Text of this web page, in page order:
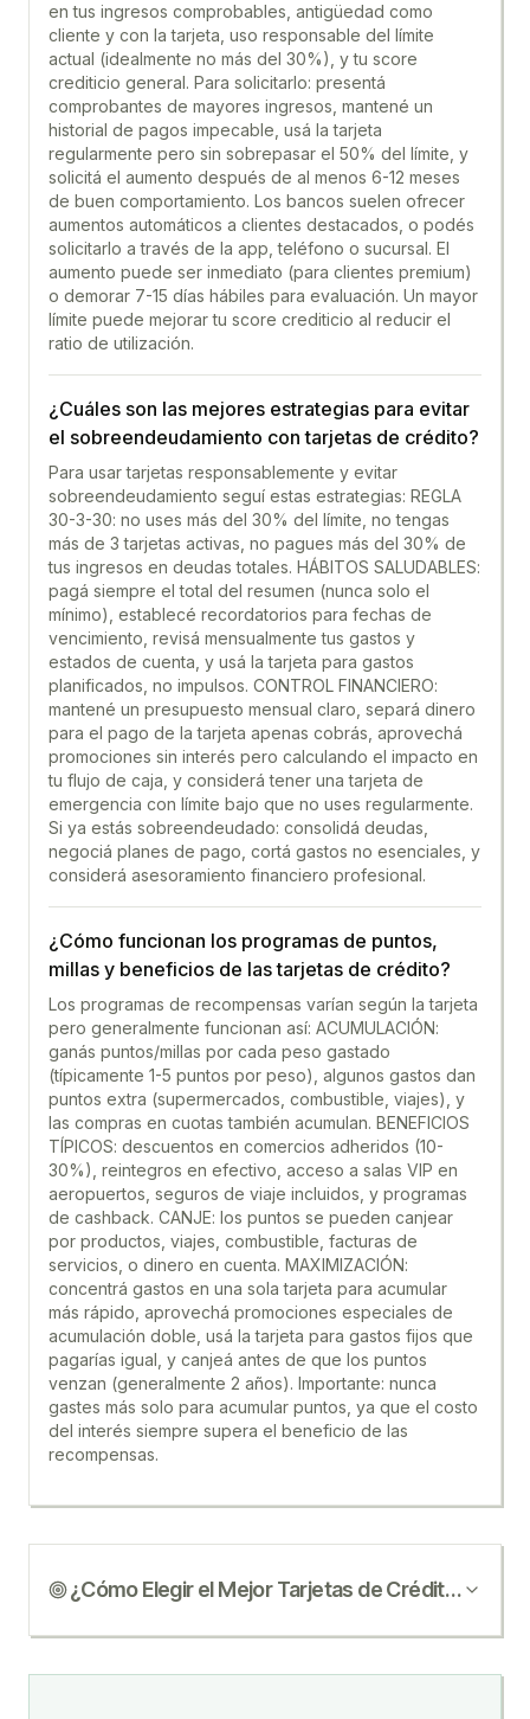
en tus ingresos comprobables, antigüedad como
cliente y con la tarjeta, uso responsable del límite
actual (idealmente no más del 30%), y tu score
crediticio general. Para solicitarlo: presentá
comprobantes de mayores ingresos, mantené un
historial de pagos impecable, usá la tarjeta
regularmente pero sin sobrepasar el 50% del límite, y
solicitá el aumento después de al menos 6-12 meses
de buen comportamiento. Los bancos suelen ofrecer
aumentos automáticos a clientes destacados, o podés
solicitarlo a través de la app, teléfono o sucursal. El
aumento puede ser inmediato (para clientes premium)
o demorar 7-15 días hábiles para evaluación. Un mayor
límite puede mejorar tu score crediticio al reducir el
ratio de utilización.
¿Cuáles son las mejores estrategias para evitar
el sobreendeudamiento con tarjetas de crédito?
Para usar tarjetas responsablemente y evitar
sobreendeudamiento seguí estas estrategias: REGLA
30-3-30: no uses más del 30% del límite, no tengas
más de 3 tarjetas activas, no pagues más del 30% de
tus ingresos en deudas totales. HÁBITOS SALUDABLES:
pagá siempre el total del resumen (nunca solo el
mínimo), establecé recordatorios para fechas de
vencimiento, revisá mensualmente tus gastos y
estados de cuenta, y usá la tarjeta para gastos
planificados, no impulsos. CONTROL FINANCIERO:
mantené un presupuesto mensual claro, separá dinero
para el pago de la tarjeta apenas cobrás, aprovechá
promociones sin interés pero calculando el impacto en
tu flujo de caja, y considerá tener una tarjeta de
emergencia con límite bajo que no uses regularmente.
Si ya estás sobreendeudado: consolidá deudas,
negociá planes de pago, cortá gastos no esenciales, y
considerá asesoramiento financiero profesional.
¿Cómo funcionan los programas de puntos,
millas y beneficios de las tarjetas de crédito?
Los programas de recompensas varían según la tarjeta
pero generalmente funcionan así: ACUMULACIÓN:
ganás puntos/millas por cada peso gastado
(típicamente 1-5 puntos por peso), algunos gastos dan
puntos extra (supermercados, combustible, viajes), y
las compras en cuotas también acumulan. BENEFICIOS
TÍPICOS: descuentos en comercios adheridos (10-
30%), reintegros en efectivo, acceso a salas VIP en
aeropuertos, seguros de viaje incluidos, y programas
de cashback. CANJE: los puntos se pueden canjear
por productos, viajes, combustible, facturas de
servicios, o dinero en cuenta. MAXIMIZACIÓN:
concentrá gastos en una sola tarjeta para acumular
más rápido, aprovechá promociones especiales de
acumulación doble, usá la tarjeta para gastos fijos que
pagarías igual, y canjeá antes de que los puntos
venzan (generalmente 2 años). Importante: nunca
gastes más solo para acumular puntos, ya que el costo
del interés siempre supera el beneficio de las
recompensas.
¿Cómo Elegir el MejorTarjetas de Crédito?